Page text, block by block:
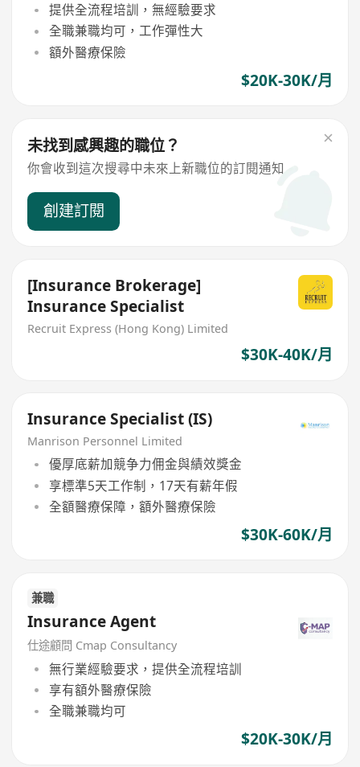
提供全流程培訓，無經驗要求
全職兼職均可，工作彈性大
額外醫療保險
$20K-30K/月
未找到感興趣的職位？
你會收到這次搜尋中未來上新職位的訂閱通知
創建訂閱
[Insurance Brokerage]
Insurance Specialist
Recruit Express (Hong Kong) Limited
$30K-40K/月
Insurance Specialist (IS)
Manrison Personnel Limited
優厚底薪加競争力佣金與績效獎金
享標準5天工作制，17天有薪年假
全額醫療保障，額外醫療保險
$30K-60K/月
兼職
Insurance Agent
仕途顧問 Cmap Consultancy
無行業經驗要求，提供全流程培訓
享有額外醫療保險
全職兼職均可
$20K-30K/月